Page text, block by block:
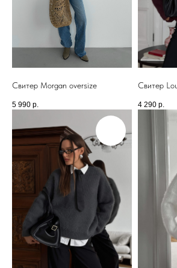
Свитер Morgan oversize
5 990 р.
Свитер
4 290 р.
МАГАЗИН
МОСКВА
Адрес: м. Пушкинская/Маяковская
Большой Козихинский переулок, д. 23, подъезд 2,
домофон 1
Часы работы: 11:00-21:00, ежедневно
Телефон: +7 (903) 577-33-99
В ЦЕНТРЕ СТОЛИЦЫ